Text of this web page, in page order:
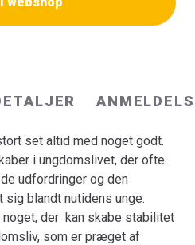
der
at skabe gode og opbyggende
sig med fællesskaber og
fra Center for
på resultaterne fra
gøre ondt?,
med Mary Fonden.
er muliggjort gennem en
set altid med noget godt.
i ungdomslivet, der ofte
udfordringer og den
blandt nutidens unge.
der kan skabe stabilitet
som er præget af